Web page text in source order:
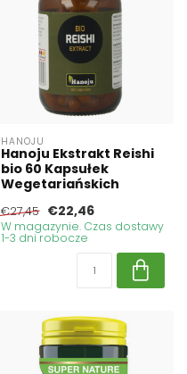
HANOJU
Hanoju Ekstrakt Reishi
bio 60 Kapsułek
Wegetariańskich
€27,45 €22,46
W magazynie. Czas dostawy
1-3 dni robocze